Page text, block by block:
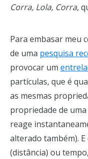
Corra, Lola, Corra,
Para embasar meu
de uma pesquisa
provocar um
partículas, que é
as mesmas
propriedade de
reage
alterado também).
(distância) ou